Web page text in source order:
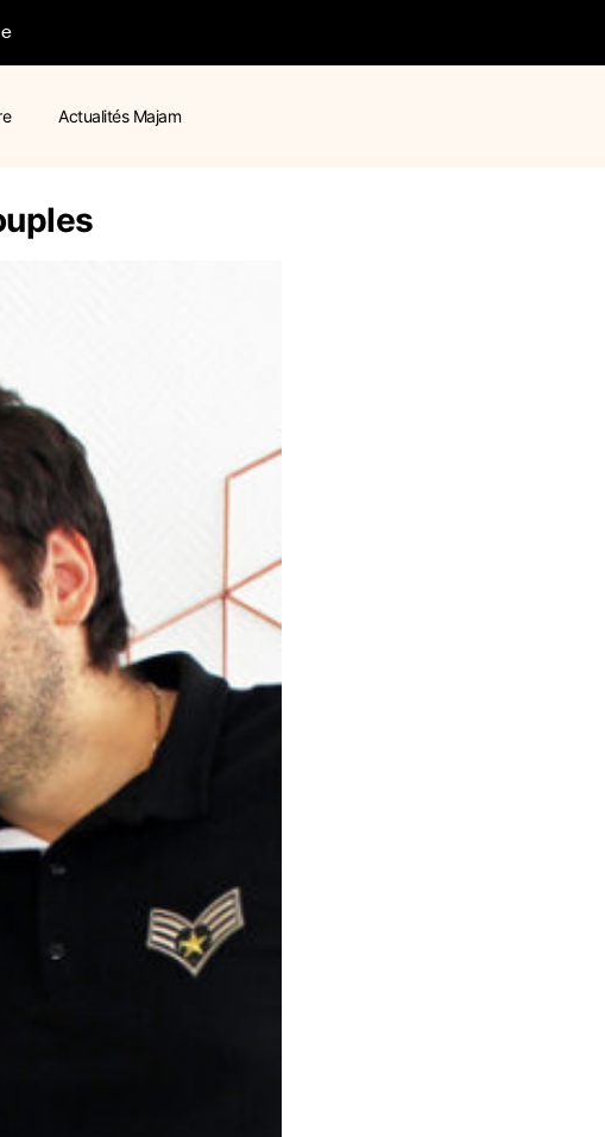
Actualités Majam